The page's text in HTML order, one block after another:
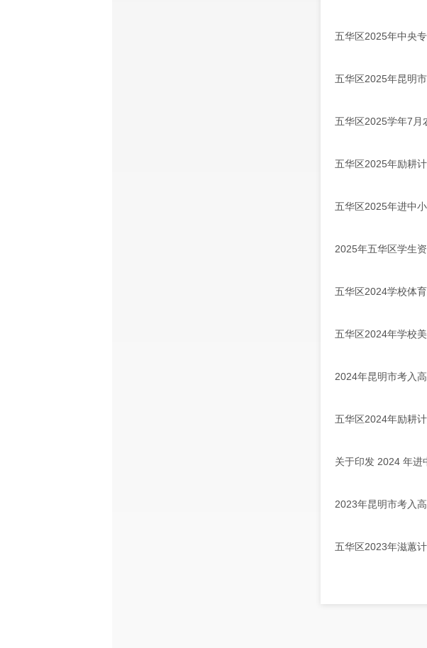
五华区2025年中央
五华区2025年昆明
五华区2025学年7月
五华区2025年励耕
五华区2025年进中
2025年五华区学生
五华区2024学校体
五华区2024年学校
2024年昆明市考入
五华区2024年励耕
关于印发 2024 年进
2023年昆明市考入
五华区2023年滋蕙